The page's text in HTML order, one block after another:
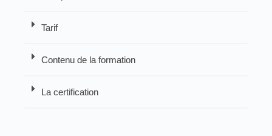
Tarif
Contenu de la formation
La certification